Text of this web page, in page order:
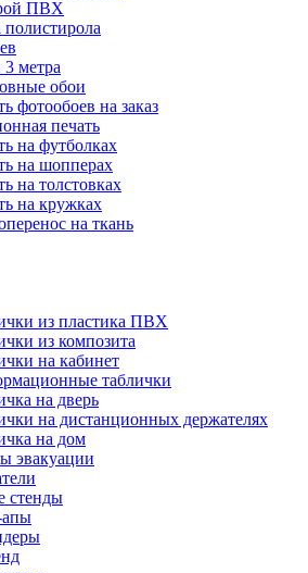
ПВХ
полистирола
метра
обои
фотообоев на заказ
печать
на футболках
на шопперах
на толстовках
на кружках
на ткань
из пластика ПВХ
из композита
на кабинет
таблички
на дверь
на дистанционных держателях
на дом
эвакуации
стенды
апы